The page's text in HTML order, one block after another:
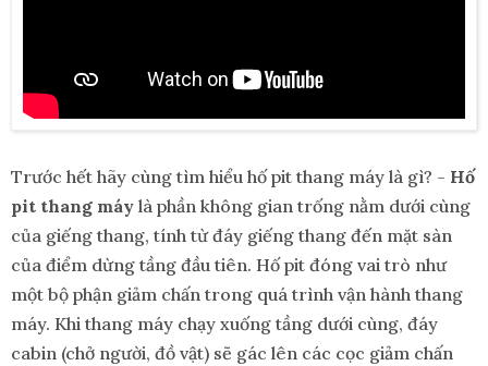
Trước hết hãy cùng tìm hiểu hố pit thang máy là gì? - Hố
pit thang máy là phần không gian trống nằm dưới cùng
của giếng thang, tính từ đáy giếng thang đến mặt sàn
của điểm dừng tầng đầu tiên. Hố pit đóng vai trò như
một bộ phận giảm chấn trong quá trình vận hành thang
máy. Khi thang máy chạy xuống tầng dưới cùng, đáy
cabin (chở người, đồ vật) sẽ gác lên các cọc giảm chấn